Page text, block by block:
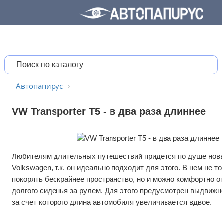
Автопапирус
VW Transporter T5 - в два раза длиннее
Любителям длительных путешествий придется по душе
Volkswagen, т.к. он идеально подходит для этого. В нем не
покорять бескрайнее пространство, но и можно комфортно
долгого сиденья за рулем. Для этого предусмотрен
за счет которого длина автомобиля увеличивается вдвое.